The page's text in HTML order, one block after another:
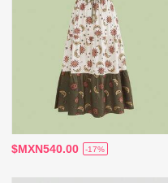
$MXN540.00 -17%